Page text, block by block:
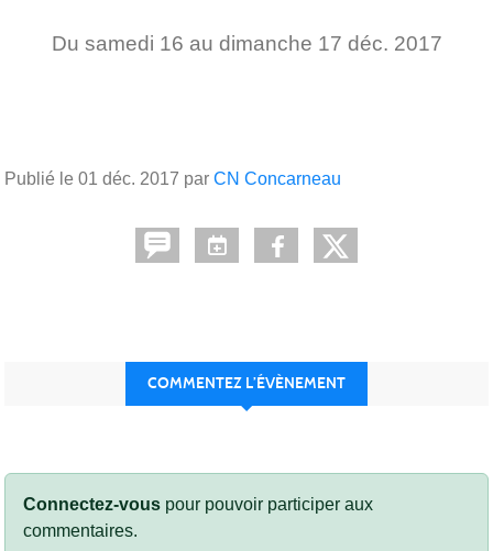
Du samedi 16 au dimanche 17 déc. 2017
Publié le 01 déc. 2017 par CN Concarneau
COMMENTEZ L’ÉVÈNEMENT
Connectez-vous pour pouvoir participer aux
commentaires.